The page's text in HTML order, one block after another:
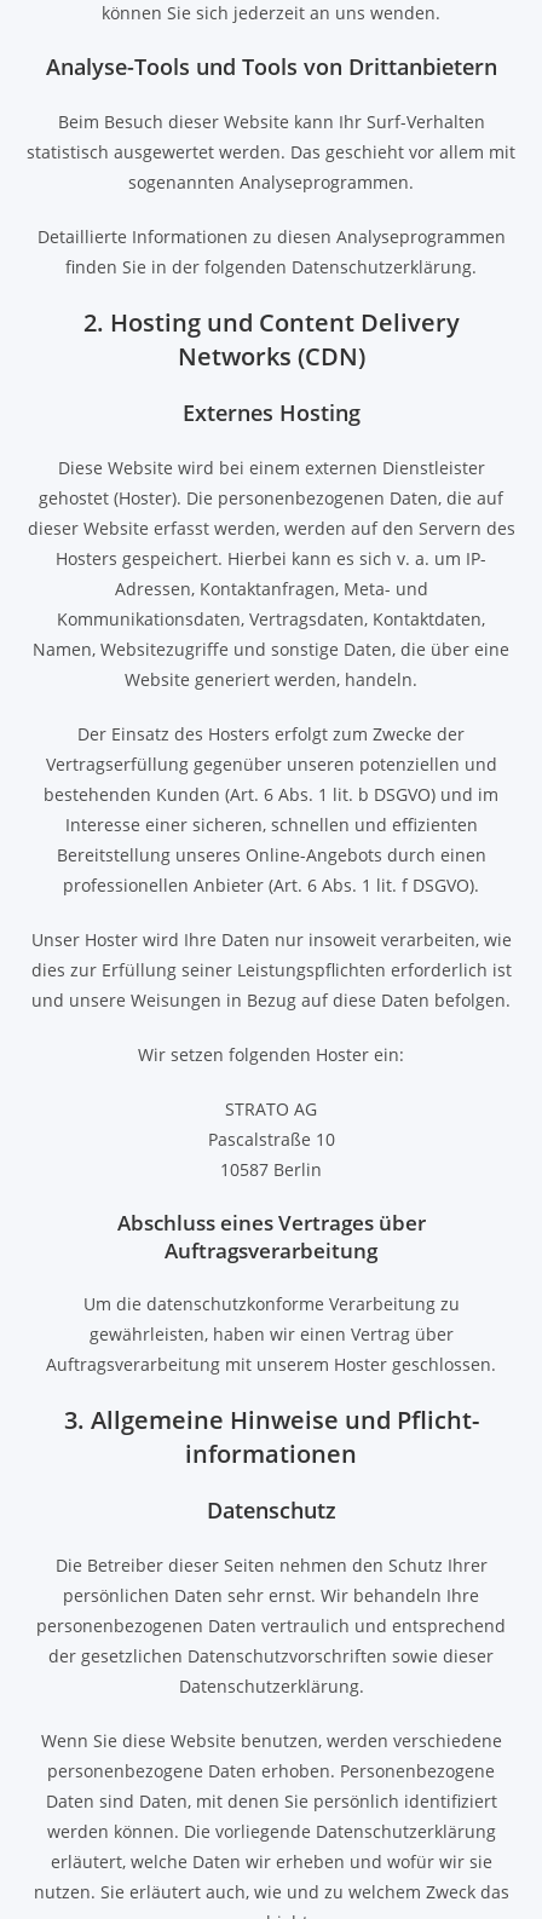
können Sie sich jederzeit an uns wenden.
Analyse-Tools und Tools von Dritt­anbietern
Beim Besuch dieser Website kann Ihr Surf-Verhalten
statistisch ausgewertet werden. Das geschieht vor allem mit
sogenannten Analyseprogrammen.
Detaillierte Informationen zu diesen Analyseprogrammen
finden Sie in der folgenden Datenschutzerklärung.
2. Hosting und Content Delivery
Networks (CDN)
Externes Hosting
Diese Website wird bei einem externen Dienstleister
gehostet (Hoster). Die personenbezogenen Daten, die auf
dieser Website erfasst werden, werden auf den Servern des
Hosters gespeichert. Hierbei kann es sich v. a. um IP-
Adressen, Kontaktanfragen, Meta- und
Kommunikationsdaten, Vertragsdaten, Kontaktdaten,
Namen, Websitezugriffe und sonstige Daten, die über eine
Website generiert werden, handeln.
Der Einsatz des Hosters erfolgt zum Zwecke der
Vertragserfüllung gegenüber unseren potenziellen und
bestehenden Kunden (Art. 6 Abs. 1 lit. b DSGVO) und im
Interesse einer sicheren, schnellen und effizienten
Bereitstellung unseres Online-Angebots durch einen
professionellen Anbieter (Art. 6 Abs. 1 lit. f DSGVO).
Unser Hoster wird Ihre Daten nur insoweit verarbeiten, wie
dies zur Erfüllung seiner Leistungspflichten erforderlich ist
und unsere Weisungen in Bezug auf diese Daten befolgen.
Wir setzen folgenden Hoster ein:
STRATO AG
Pascalstraße 10
10587 Berlin
Abschluss eines Vertrages über
Auftragsverarbeitung
Um die datenschutzkonforme Verarbeitung zu
gewährleisten, haben wir einen Vertrag über
Auftragsverarbeitung mit unserem Hoster geschlossen.
3. Allgemeine Hinweise und Pflicht­
informationen
Datenschutz
Die Betreiber dieser Seiten nehmen den Schutz Ihrer
persönlichen Daten sehr ernst. Wir behandeln Ihre
personenbezogenen Daten vertraulich und entsprechend
der gesetzlichen Datenschutzvorschriften sowie dieser
Datenschutzerklärung.
Wenn Sie diese Website benutzen, werden verschiedene
personenbezogene Daten erhoben. Personenbezogene
Daten sind Daten, mit denen Sie persönlich identifiziert
werden können. Die vorliegende Datenschutzerklärung
erläutert, welche Daten wir erheben und wofür wir sie
nutzen. Sie erläutert auch, wie und zu welchem Zweck das